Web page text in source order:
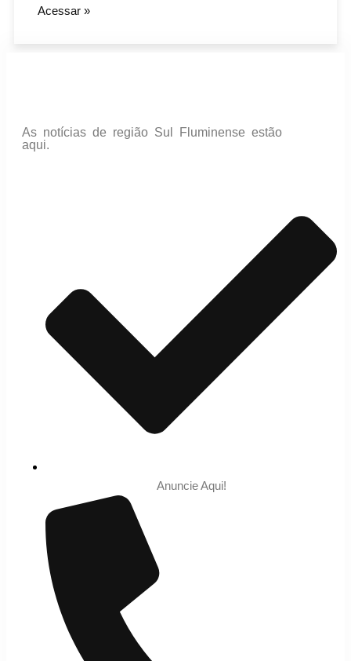
Acessar »
As notícias de região Sul Fluminense estão
aqui.
Anuncie Aqui!